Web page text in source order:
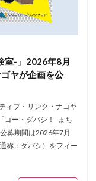
室-」2026年8月
ヤが企画を公
ィブ・リンク・ナゴヤ
ゴー・ダバシ！ -まち
募期間は2026年7月
称：ダバシ）をフィー